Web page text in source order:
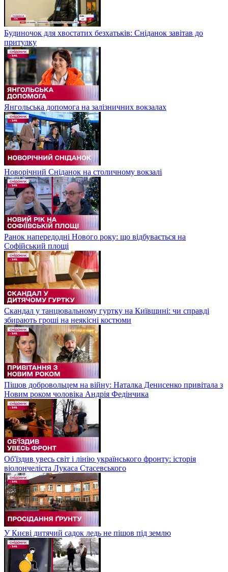
Будиночок для хвостатих безхатьків: Сніданок завітав до
притулку
Янгольська допомога на залізничних вокзалах
Новорічний Сніданок на столичному вокзалі
Ранок напередодні Нового року: що відбувається на
Софійський площі
Скандал у танцювальному гуртку на Київщині: чи справді
збирають гроші на неякісні костюми
Пішов добровольцем на війну: Наталка Денисенко привітала з
Новим роком чоловіка Андрія Федінчика
Об'їздив увесь світ і лінію українського фронту: історія
віолончеліста Лукаса Стасевського
У Києві дитячий садок ледь не пішов під землю